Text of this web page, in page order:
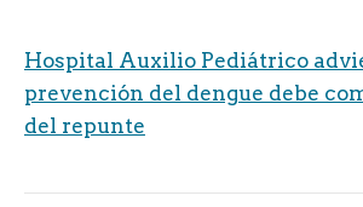
Hospital Auxilio Pediátrico
prevención del dengue debe
del repunte